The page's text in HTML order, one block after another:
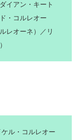
イアン・キート
・コルレオー
レオーネ）／リ
ル・コルレオー